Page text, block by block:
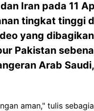
Iran pada 11
tingkat tinggi
yang
Pakistan
Arab
aman," tulis